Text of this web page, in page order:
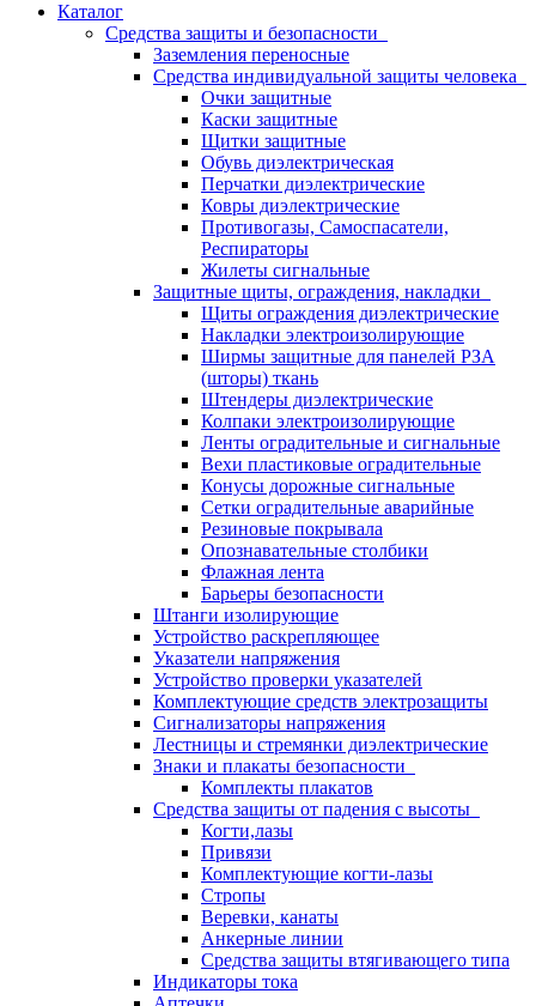
Каталог
Средства защиты и безопасности
Заземления переносные
Средства индивидуальной защиты человека
Очки защитные
Каски защитные
Щитки защитные
Обувь диэлектрическая
Перчатки диэлектрические
Ковры диэлектрические
Противогазы, Самоспасатели,
Респираторы
Жилеты сигнальные
Защитные щиты, ограждения, накладки
Щиты ограждения диэлектрические
Накладки электроизолирующие
Ширмы защитные для панелей РЗА
(шторы) ткань
Штендеры диэлектрические
Колпаки электроизолирующие
Ленты оградительные и сигнальные
Вехи пластиковые оградительные
Конусы дорожные сигнальные
Сетки оградительные аварийные
Резиновые покрывала
Опознавательные столбики
Флажная лента
Барьеры безопасности
Штанги изолирующие
Устройство раскрепляющее
Указатели напряжения
Устройство проверки указателей
Комплектующие средств электрозащиты
Сигнализаторы напряжения
Лестницы и стремянки диэлектрические
Знаки и плакаты безопасности
Комплекты плакатов
Средства защиты от падения с высоты
Когти,лазы
Привязи
Комплектующие когти-лазы
Стропы
Веревки, канаты
Анкерные линии
Средства защиты втягивающего типа
Индикаторы тока